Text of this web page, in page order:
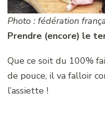
Photo : fédération
Prendre (encore) le
Que ce soit du 100%
de pouce, il va falloir
l’assiette !